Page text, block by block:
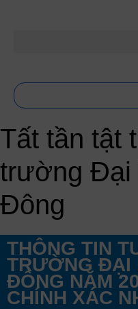
Tất tần tật
trường Đại
Đông
THÔNG TIN
TRƯỜNG ĐẠI
ĐÔNG NĂM
CHÍNH XÁC